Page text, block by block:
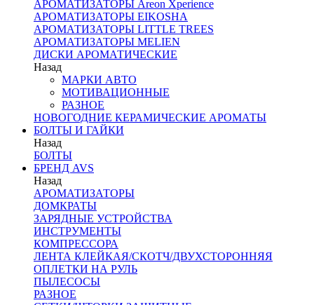
АРОМАТИЗАТОРЫ Areon Xperience
АРОМАТИЗАТОРЫ EIKOSHA
АРОМАТИЗАТОРЫ LITTLE TREES
АРОМАТИЗАТОРЫ MELIEN
ДИСКИ АРОМАТИЧЕСКИЕ
Назад
МАРКИ АВТО
МОТИВАЦИОННЫЕ
РАЗНОЕ
НОВОГОДНИЕ КЕРАМИЧЕСКИЕ АРОМАТЫ
БОЛТЫ И ГАЙКИ
Назад
БОЛТЫ
БРЕНД AVS
Назад
АРОМАТИЗАТОРЫ
ДОМКРАТЫ
ЗАРЯДНЫЕ УСТРОЙСТВА
ИНСТРУМЕНТЫ
КОМПРЕССОРА
ЛЕНТА КЛЕЙКАЯ/СКОТЧ/ДВУХСТОРОННЯЯ
ОПЛЕТКИ НА РУЛЬ
ПЫЛЕСОСЫ
РАЗНОЕ